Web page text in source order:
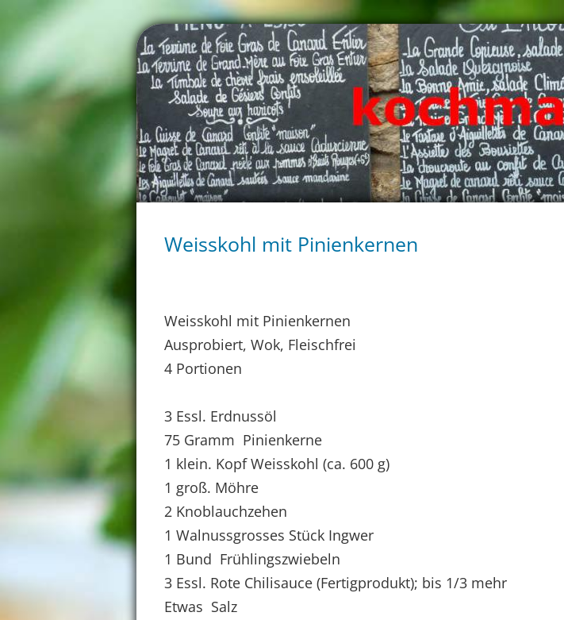
Weisskohl mit Pinienkernen
Weisskohl mit Pinienkernen
Ausprobiert, Wok, Fleischfrei
4 Portionen
3 Essl. Erdnussöl
75 Gramm Pinienkerne
1 klein. Kopf Weisskohl (ca. 600 g)
1 groß. Möhre
2 Knoblauchzehen
1 Walnussgrosses Stück Ingwer
1 Bund Frühlingszwiebeln
3 Essl. Rote Chilisauce (Fertigprodukt); bis 1/3 mehr
Etwas Salz